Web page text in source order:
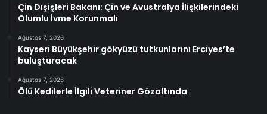
Çin Dışişleri Bakanı: Çin ve Avustralya İlişkilerindeki
Olumlu İvme Korunmalı
Ağustos 7, 2026
Kayseri Büyükşehir gökyüzü tutkunlarını Erciyes’te
buluşturacak
Ağustos 7, 2026
Ölü Kedilerle İlgili Veteriner Gözaltında